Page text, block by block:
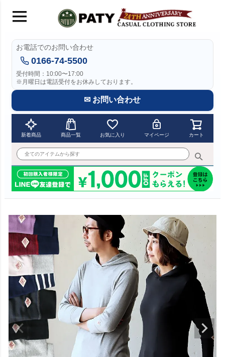
お電話でのお問い合わせ
0166-74-5500
受付時間：10:00〜17:00
※月曜日は電話受付をお休みしております。
✉ お問い合わせ
新着商品 商品一覧 お気に入り マイページ カート